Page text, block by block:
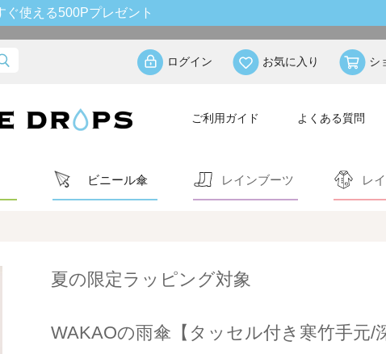
ぐ使える500Pプレゼント
ログイン お気に入り シ
ご利用ガイド よくある質問
ビニール傘 レインブーツ レ
夏の限定ラッピング対象
WAKAOの雨傘【タッセル付き寒竹手元/